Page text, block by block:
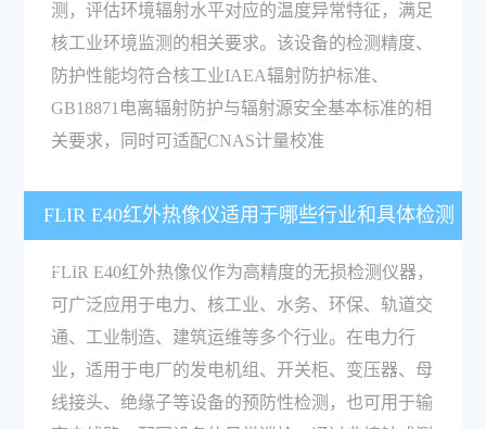
测，评估环境辐射水平对应的温度异常特征，满足
核工业环境监测的相关要求。该设备的检测精度、
防护性能均符合核工业IAEA辐射防护标准、
GB18871电离辐射防护与辐射源安全基本标准的相
关要求，同时可适配CNAS计量校准
FLIR E40红外热像仪适用于哪些行业和具体检测
场景？
FLIR E40红外热像仪作为高精度的无损检测仪器，
可广泛应用于电力、核工业、水务、环保、轨道交
通、工业制造、建筑运维等多个行业。在电力行
业，适用于电厂的发电机组、开关柜、变压器、母
线接头、绝缘子等设备的预防性检测，也可用于输